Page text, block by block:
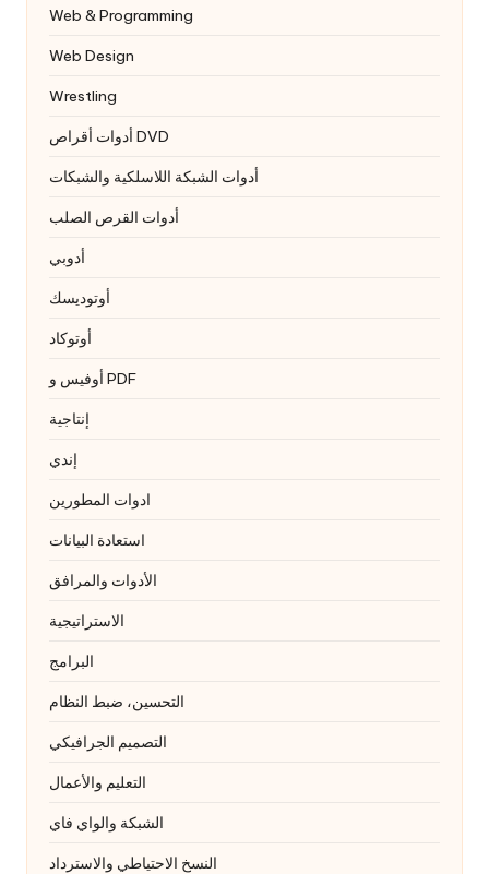
Web & Programming
Web Design
Wrestling
أدوات أقراص DVD
أدوات الشبكة اللاسلكية والشبكات
أدوات القرص الصلب
أدوبي
أوتوديسك
أوتوكاد
أوفيس و PDF
إنتاجية
إندي
ادوات المطورين
استعادة البيانات
الأدوات والمرافق
الاستراتيجية
البرامج
التحسين، ضبط النظام
التصميم الجرافيكي
التعليم والأعمال
الشبكة والواي فاي
النسخ الاحتياطي والاسترداد